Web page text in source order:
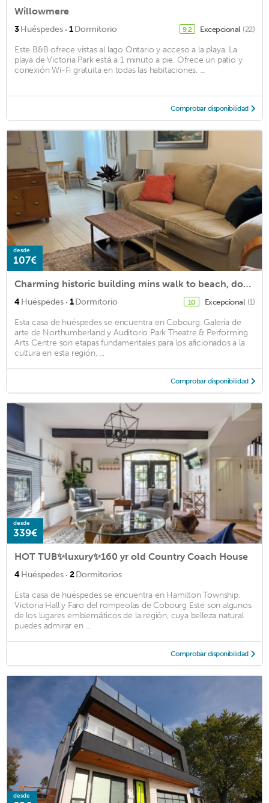
Willowmere
3Huéspedes · 1Dormitorio 9,2 Excepcional (22)
Este B&B ofrece vistas al lago Ontario y acceso a la playa. La
playa de Victoria Park está a 1 minuto a pie. Ofrece un patio y
conexión Wi-Fi gratuita en todas las habitaciones. ...
Comprobar disponibilidad
desde
107€
Charming historic building mins walk to beach, downtown, train and amenities
4Huéspedes · 1Dormitorio 10 Excepcional (1)
Esta casa de huéspedes se encuentra en Cobourg. Galería de
arte de Northumberland y Auditorio Park Theatre & Performing
Arts Centre son etapas fundamentales para los aficionados a la
cultura en esta región, ...
Comprobar disponibilidad
desde
339€
HOT TUB✨luxury✨160 yr old Country Coach House
4Huéspedes · 2Dormitorios
Esta casa de huéspedes se encuentra en Hamilton Township.
Victoria Hall y Faro del rompeolas de Cobourg Este son algunos
de los lugares emblemáticos de la región, cuya belleza natural
puedes admirar en ...
Comprobar disponibilidad
desde